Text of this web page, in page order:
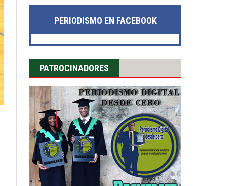
Posted on 30 Jul 2026 - 0 Comments
PERIODISMO EN FACEBOOK
PATROCINADORES